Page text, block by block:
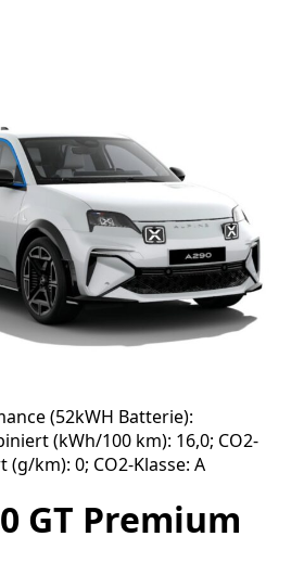
(52kWH Batterie):
(kWh/100 km): 16,0; CO2-
km): 0; CO2-Klasse: A
GT Premium